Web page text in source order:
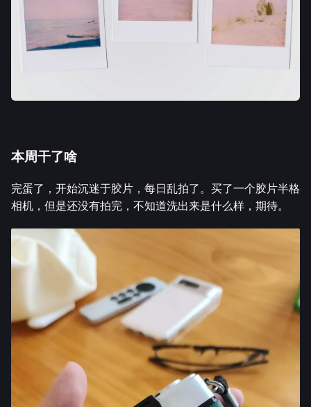
本周干了啥
完蛋了，开始沉迷于胶片，每日乱拍了。买了一个胶片半格
相机，但是还没有拍完，不知道洗出来是什么样，期待。